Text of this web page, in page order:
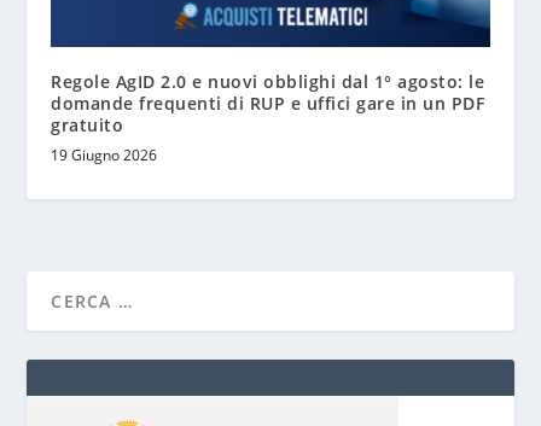
Regole AgID 2.0 e nuovi obblighi dal 1° agosto: le
domande frequenti di RUP e uffici gare in un PDF
gratuito
19 Giugno 2026